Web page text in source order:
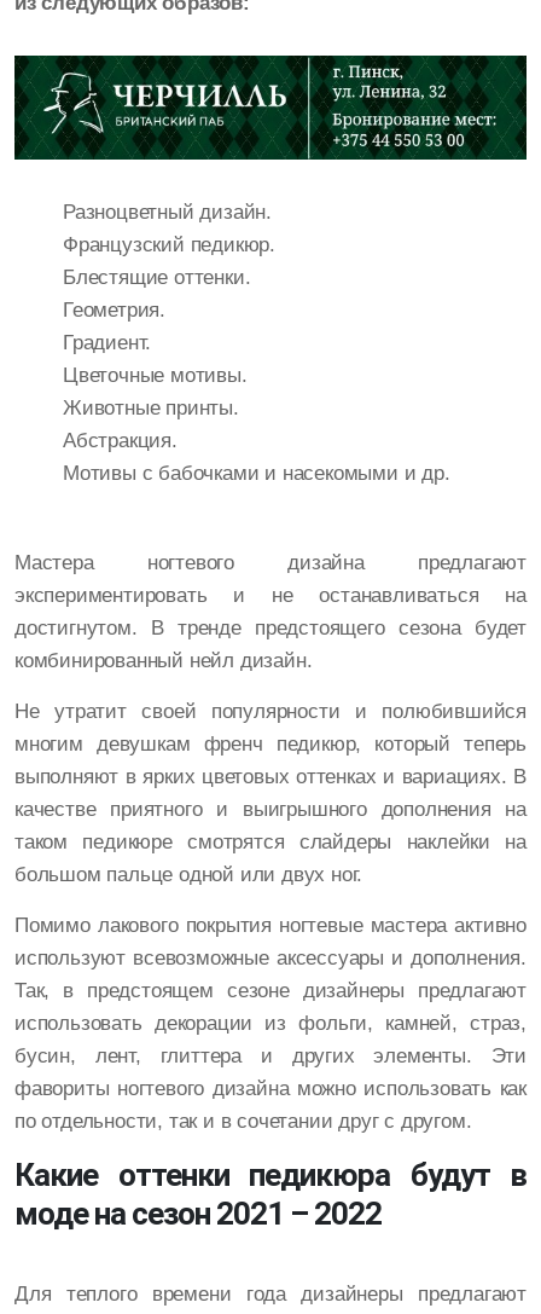
Разноцветный дизайн.
Французский педикюр.
Блестящие оттенки.
Геометрия.
Градиент.
Цветочные мотивы.
Животные принты.
Абстракция.
Мотивы с бабочками и насекомыми и др.
Мастера ногтевого дизайна предлагают
экспериментировать и не останавливаться на
достигнутом. В тренде предстоящего сезона будет
комбинированный нейл дизайн.
Не утратит своей популярности и полюбившийся
многим девушкам френч педикюр, который теперь
выполняют в ярких цветовых оттенках и вариациях. В
качестве приятного и выигрышного дополнения на
таком педикюре смотрятся слайдеры наклейки на
большом пальце одной или двух ног.
Помимо лакового покрытия ногтевые мастера активно
используют всевозможные аксессуары и дополнения.
Так, в предстоящем сезоне дизайнеры предлагают
использовать декорации из фольги, камней, страз,
бусин, лент, глиттера и других элементы. Эти
фавориты ногтевого дизайна можно использовать как
по отдельности, так и в сочетании друг с другом.
Какие оттенки педикюра будут в
моде на сезон 2021 – 2022
Для теплого времени года дизайнеры предлагают